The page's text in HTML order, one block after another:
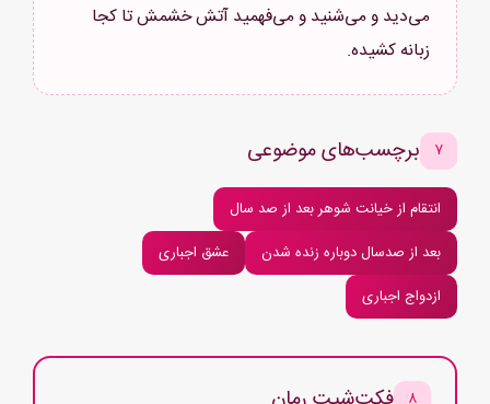
می‌دید و می‌شنید و می‌فهمید آتش خشمش تا کجا
زبانه کشیده.
۷ برچسب‌های موضوعی
انتقام از خیانت شوهر بعد از صد سال
بعد از صدسال دوباره زنده شدن
عشق اجباری
ازدواج اجباری